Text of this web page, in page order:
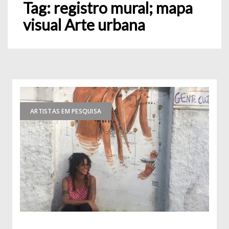
Tag: registro mural; mapa
visual Arte urbana
ARTISTAS EM PESQUISA